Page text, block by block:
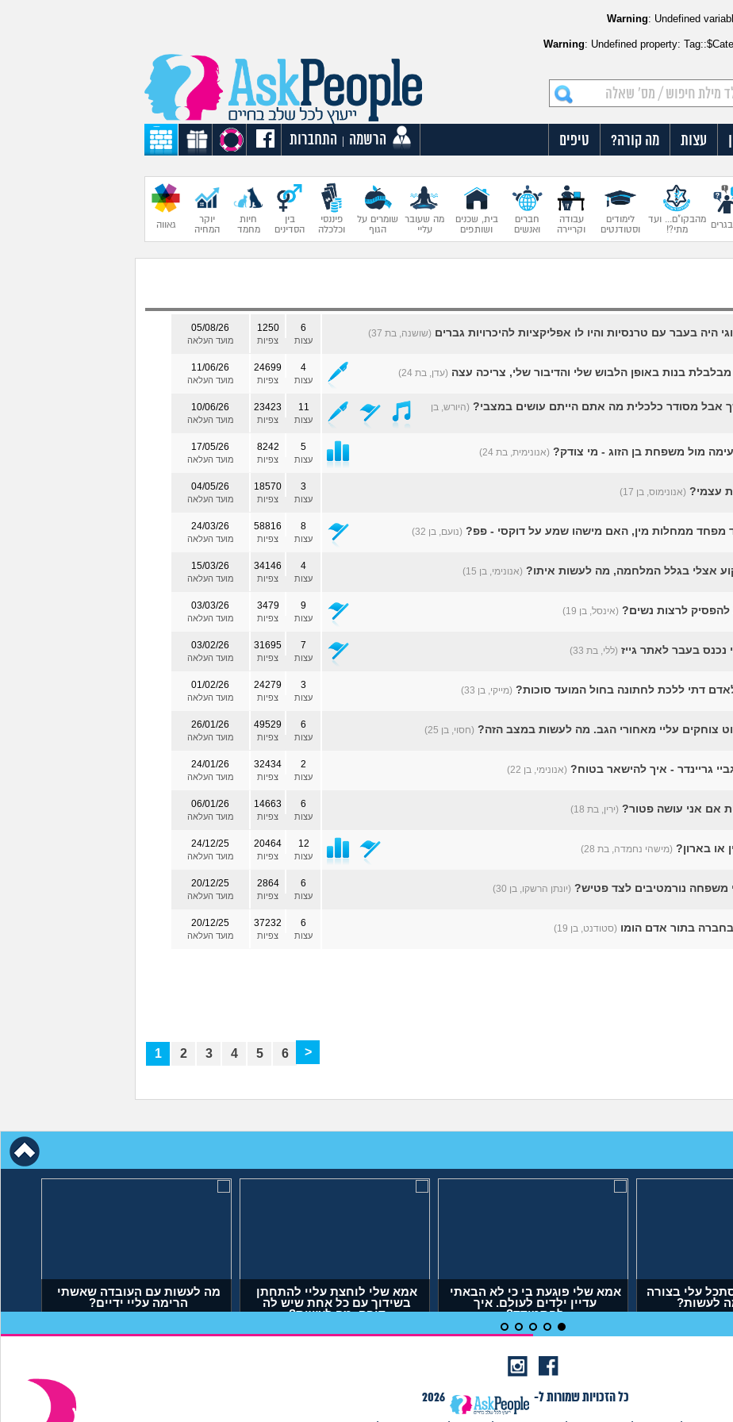
Warning: Undefined
Warning: Undefined property:
עצות מה קורה? טיפים הרשמה התחברות
מהבקו"ם... ועד
מתי?!
לימודים
וסטודנטים
עבודה
וקריירה
חברים
ואנשים
בית, שכנים
ושותפים
מה שעובר
עליי
שומרים על
הגוף
פיננסי
וכלכלה
בין
הסדינים
חיות
מחמד
יוקר
המחיה
גאווה
היה בעבר עם טרנסיות והיו לו אפליקציות להיכרויות גברים (שושנה, בת 37) 05/08/26
מועד העלאה
1250
צפיות
6
עצות
בנות באופן הלבוש שלי והדיבור שלי, צריכה עצה (עדן, בת 24) 11/06/26
מועד העלאה
24699
צפיות
4
עצות
אבל מסודר כלכלית מה אתם הייתם עושים במצבי? (היורש, בן
10/06/26
מועד העלאה
23423
צפיות
11
עצות
מול משפחת בן הזוג - מי צודק? (אנונימית, בת 24) 17/05/26
מועד העלאה
8242
צפיות
5
עצות
עצמי? (אנונימוס, בן 17) 04/05/26
מועד העלאה
18570
צפיות
3
עצות
מפחד ממחלות מין, האם מישהו שמע על דוקסי - פפ? (נועם, בן 32) 24/03/26
מועד העלאה
58816
צפיות
8
עצות
אצלי בגלל המלחמה, מה לעשות איתו? (אנונימי, בן 15) 15/03/26
מועד העלאה
34146
צפיות
4
עצות
להפסיק לרצות נשים? (אינסל, בן 19) 03/03/26
מועד העלאה
3479
צפיות
9
עצות
נכנס בעבר לאתר גייז (ללי, בת 33) 03/02/26
מועד העלאה
31695
צפיות
7
עצות
דתי ללכת לחתונה בחול המועד סוכות? (מייקי, בן 33) 01/02/26
מועד העלאה
24279
צפיות
3
עצות
צוחקים עליי מאחורי הגב. מה לעשות במצב הזה? (חסוי, בן 25) 26/01/26
מועד העלאה
49529
צפיות
6
עצות
גריינדר - איך להישאר בטוח? (אנונימי, בן 22) 24/01/26
מועד העלאה
32434
צפיות
2
עצות
אם אני עושה פטור? (ירין, בת 18) 06/01/26
מועד העלאה
14663
צפיות
6
עצות
או בארון? (מישהי נחמדה, בת 28) 24/12/25
מועד העלאה
20464
צפיות
12
עצות
משפחה נורמטיבים לצד פטיש? (יונתן הרשקו, בן 30) 20/12/25
מועד העלאה
2864
צפיות
6
עצות
בתור אדם הומו (סטודנט, בן 19) 20/12/25
מועד העלאה
37232
צפיות
6
עצות
1 2 3 4 5 6 >
אמא שלי פוגעת בי כי לא הבאתי
עדיין ילדים לעולם. איך
להתמודד?
(אנונימית, בת 29)
עלי בצורה
לעשות?
מה לעשות עם העובדה שאשתי
הרימה עליי ידיים?
אמא שלי לוחצת עליי להתחתן
בשידוך עם כל אחת שיש לה
דופק, מה לעשות?
כל הזכויות שמורות ל-
2026